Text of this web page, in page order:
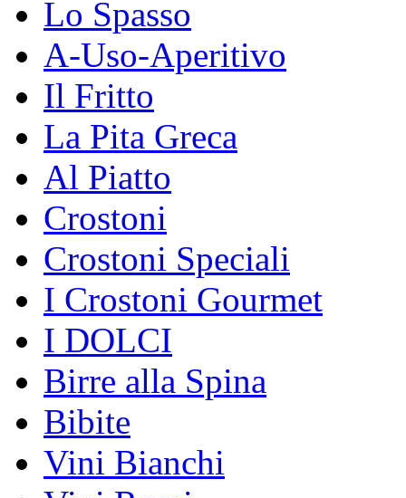
Lo Spasso
A-Uso-Aperitivo
Il Fritto
La Pita Greca
Al Piatto
Crostoni
Crostoni Speciali
I Crostoni Gourmet
I DOLCI
Birre alla Spina
Bibite
Vini Bianchi